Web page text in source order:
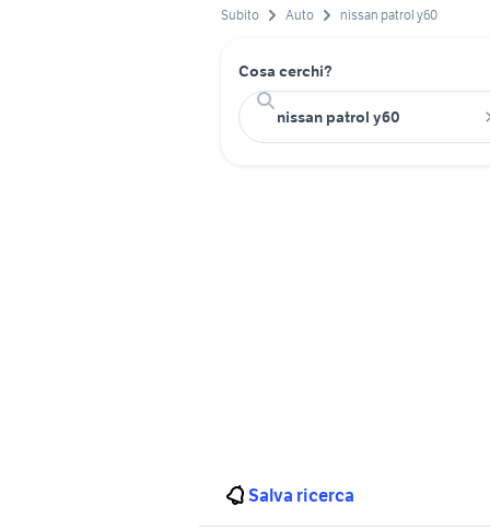
Subito Auto nissan patrol y60
Cosa cerchi?
Salva ricerca